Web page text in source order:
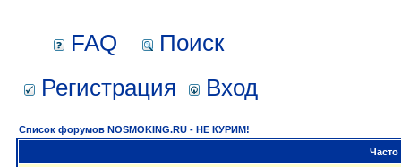
FAQ
Поиск
Регистрация
Вход
Список форумов NOSMOKING.RU - НЕ КУРИМ!